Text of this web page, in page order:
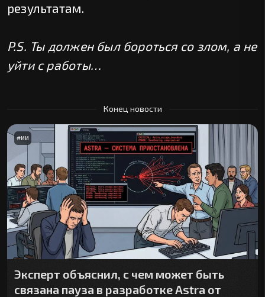
результатам.
P.S. Ты должен был бороться со злом, а не
уйти с работы…
Конец новости
#ИИ
Эксперт объяснил, с чем может быть
связана пауза в разработке Astra от